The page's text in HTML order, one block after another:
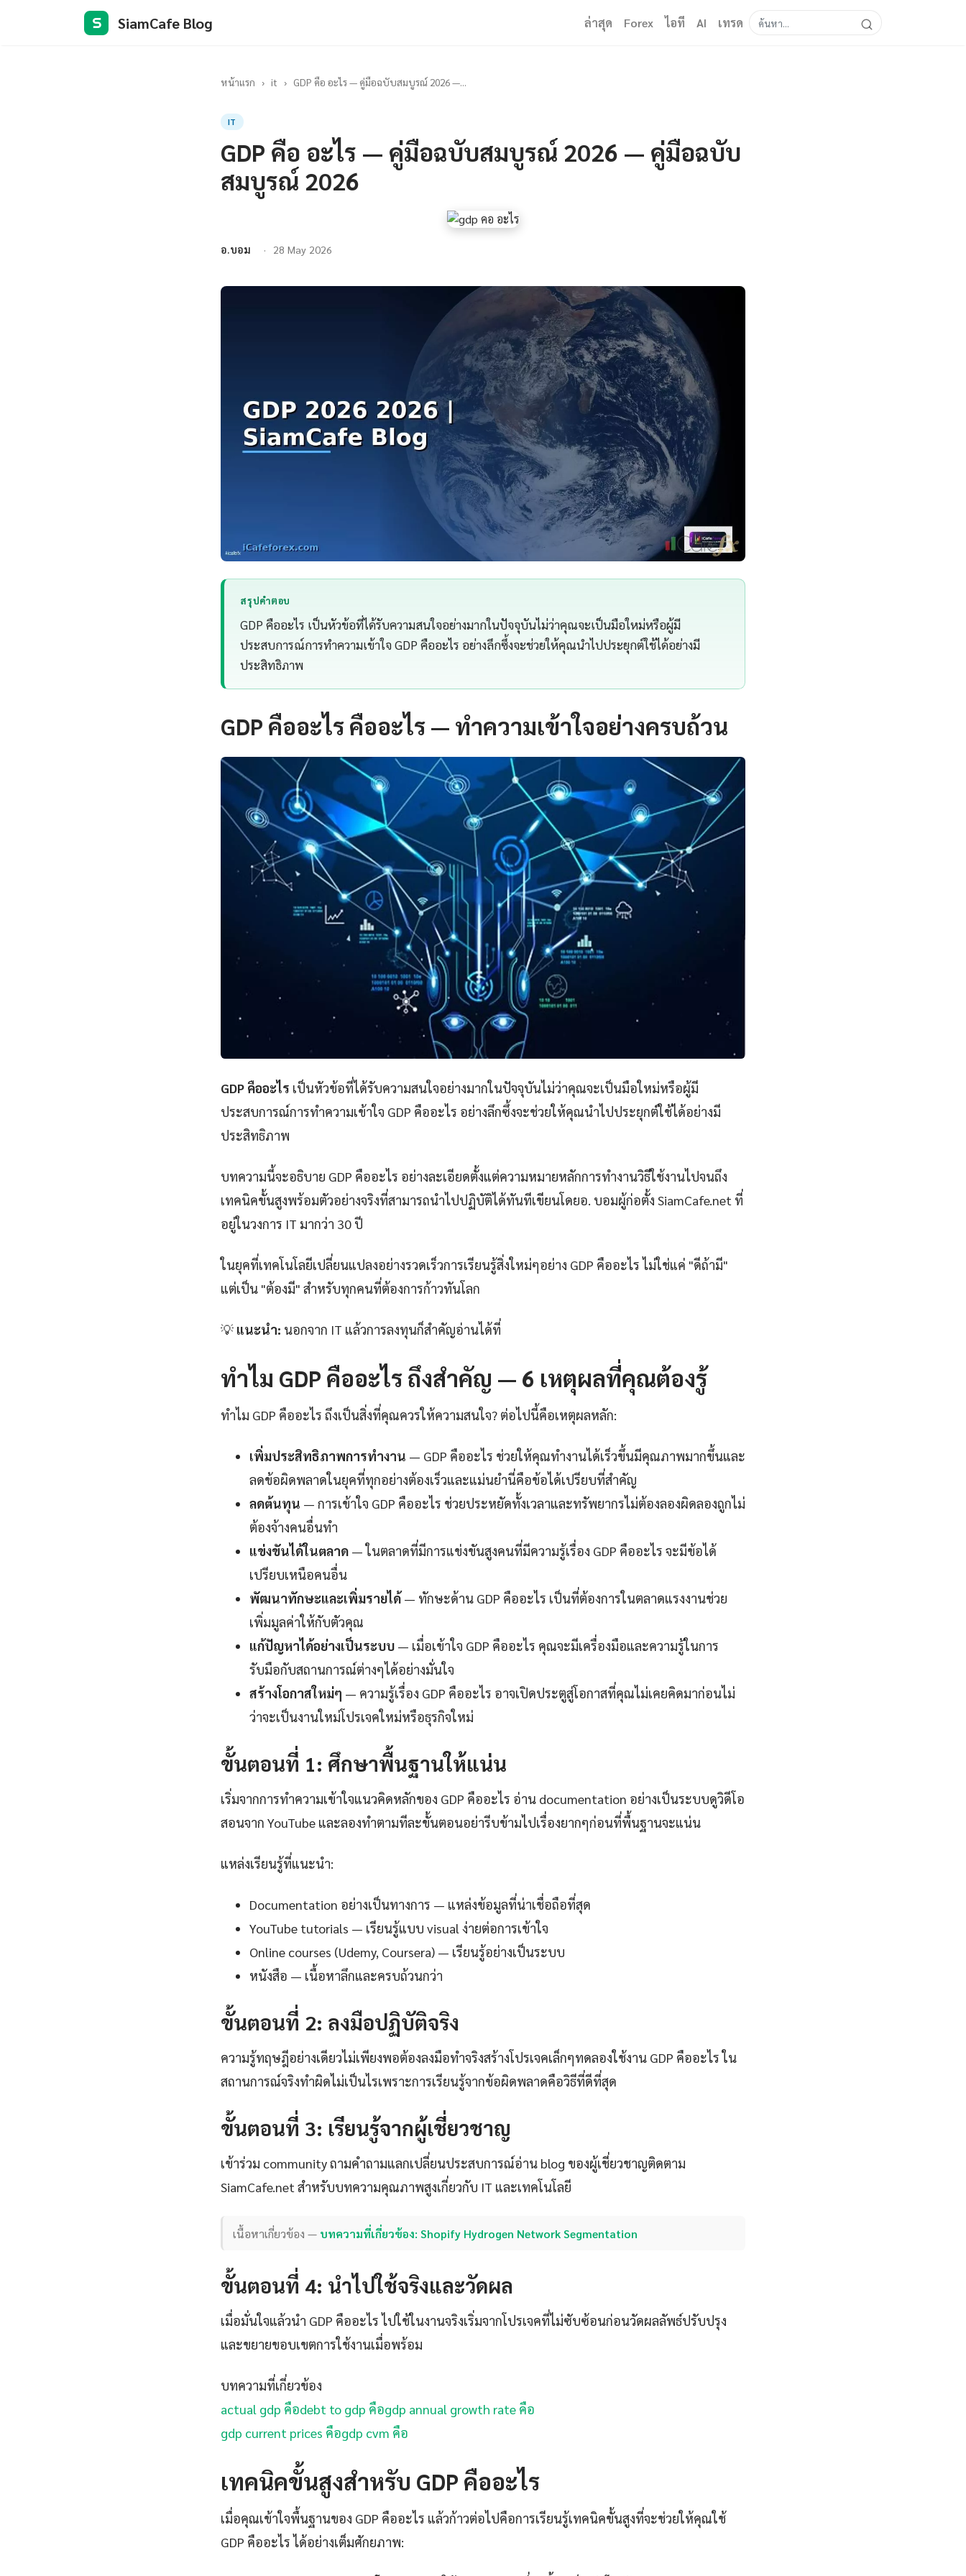
S SiamCafe Blog ล่าสุด Forex ไอที AI เทรด
หน้าแรก › it › GDP คือ อะไร — คู่มือฉบับสมบูรณ์ 2026 —...
IT
GDP คือ อะไร — คู่มือฉบับสมบูรณ์ 2026 — คู่มือฉบับ
สมบูรณ์ 2026
อ.บอม 28 May 2026
สรุปคำตอบ
GDP คืออะไร เป็นหัวข้อที่ได้รับความสนใจอย่างมากในปัจจุบันไม่ว่าคุณจะเป็นมือใหม่หรือผู้มี
ประสบการณ์การทำความเข้าใจ GDP คืออะไร อย่างลึกซึ้งจะช่วยให้คุณนำไปประยุกต์ใช้ได้อย่างมี
ประสิทธิภาพ
GDP คืออะไร คืออะไร — ทำความเข้าใจอย่างครบถ้วน
GDP คืออะไร เป็นหัวข้อที่ได้รับความสนใจอย่างมากในปัจจุบันไม่ว่าคุณจะเป็นมือใหม่หรือผู้มี
ประสบการณ์การทำความเข้าใจ GDP คืออะไร อย่างลึกซึ้งจะช่วยให้คุณนำไปประยุกต์ใช้ได้อย่างมี
ประสิทธิภาพ
บทความนี้จะอธิบาย GDP คืออะไร อย่างละเอียดตั้งแต่ความหมายหลักการทำงานวิธีใช้งานไปจนถึง
เทคนิคขั้นสูงพร้อมตัวอย่างจริงที่สามารถนำไปปฏิบัติได้ทันทีเขียนโดยอ. บอมผู้ก่อตั้ง SiamCafe.net ที่
อยู่ในวงการ IT มากว่า 30 ปี
ในยุคที่เทคโนโลยีเปลี่ยนแปลงอย่างรวดเร็วการเรียนรู้สิ่งใหม่ๆอย่าง GDP คืออะไร ไม่ใช่แค่ "ดีถ้ามี"
แต่เป็น "ต้องมี" สำหรับทุกคนที่ต้องการก้าวทันโลก
💡 แนะนำ: นอกจาก IT แล้วการลงทุนก็สำคัญอ่านได้ที่
ทำไม GDP คืออะไร ถึงสำคัญ — 6 เหตุผลที่คุณต้องรู้
ทำไม GDP คืออะไร ถึงเป็นสิ่งที่คุณควรให้ความสนใจ? ต่อไปนี้คือเหตุผลหลัก:
เพิ่มประสิทธิภาพการทำงาน — GDP คืออะไร ช่วยให้คุณทำงานได้เร็วขึ้นมีคุณภาพมากขึ้นและ
ลดข้อผิดพลาดในยุคที่ทุกอย่างต้องเร็วและแม่นยำนี่คือข้อได้เปรียบที่สำคัญ
ลดต้นทุน — การเข้าใจ GDP คืออะไร ช่วยประหยัดทั้งเวลาและทรัพยากรไม่ต้องลองผิดลองถูกไม่
ต้องจ้างคนอื่นทำ
แข่งขันได้ในตลาด — ในตลาดที่มีการแข่งขันสูงคนที่มีความรู้เรื่อง GDP คืออะไร จะมีข้อได้
เปรียบเหนือคนอื่น
พัฒนาทักษะและเพิ่มรายได้— ทักษะด้าน GDP คืออะไร เป็นที่ต้องการในตลาดแรงงานช่วย
เพิ่มมูลค่าให้กับตัวคุณ
แก้ปัญหาได้อย่างเป็นระบบ — เมื่อเข้าใจ GDP คืออะไร คุณจะมีเครื่องมือและความรู้ในการ
รับมือกับสถานการณ์ต่างๆได้อย่างมั่นใจ
สร้างโอกาสใหม่ๆ — ความรู้เรื่อง GDP คืออะไร อาจเปิดประตูสู่โอกาสที่คุณไม่เคยคิดมาก่อนไม่
ว่าจะเป็นงานใหม่โปรเจคใหม่หรือธุรกิจใหม่
ขั้นตอนที่ 1: ศึกษาพื้นฐานให้แน่น
เริ่มจากการทำความเข้าใจแนวคิดหลักของ GDP คืออะไร อ่าน documentation อย่างเป็นระบบดูวิดีโอ
สอนจาก YouTube และลองทำตามทีละขั้นตอนอย่ารีบข้ามไปเรื่องยากๆก่อนที่พื้นฐานจะแน่น
แหล่งเรียนรู้ที่แนะนำ:
Documentation อย่างเป็นทางการ — แหล่งข้อมูลที่น่าเชื่อถือที่สุด
YouTube tutorials — เรียนรู้แบบ visual ง่ายต่อการเข้าใจ
Online courses (Udemy, Coursera) — เรียนรู้อย่างเป็นระบบ
หนังสือ — เนื้อหาลึกและครบถ้วนกว่า
ขั้นตอนที่ 2: ลงมือปฏิบัติจริง
ความรู้ทฤษฎีอย่างเดียวไม่เพียงพอต้องลงมือทำจริงสร้างโปรเจคเล็กๆทดลองใช้งาน GDP คืออะไร ใน
สถานการณ์จริงทำผิดไม่เป็นไรเพราะการเรียนรู้จากข้อผิดพลาดคือวิธีที่ดีที่สุด
ขั้นตอนที่ 3: เรียนรู้จากผู้เชี่ยวชาญ
เข้าร่วม community ถามคำถามแลกเปลี่ยนประสบการณ์อ่าน blog ของผู้เชี่ยวชาญติดตาม
SiamCafe.net สำหรับบทความคุณภาพสูงเกี่ยวกับ IT และเทคโนโลยี
เนื้อหาเกี่ยวข้อง — บทความที่เกี่ยวข้อง: Shopify Hydrogen Network Segmentation
ขั้นตอนที่ 4: นำไปใช้จริงและวัดผล
เมื่อมั่นใจแล้วนำ GDP คืออะไร ไปใช้ในงานจริงเริ่มจากโปรเจคที่ไม่ซับซ้อนก่อนวัดผลลัพธ์ปรับปรุง
และขยายขอบเขตการใช้งานเมื่อพร้อม
บทความที่เกี่ยวข้อง
actual gdp คือdebt to gdp คือgdp annual growth rate คือ
gdp current prices คือgdp cvm คือ
เทคนิคขั้นสูงสำหรับ GDP คืออะไร
เมื่อคุณเข้าใจพื้นฐานของ GDP คืออะไร แล้วก้าวต่อไปคือการเรียนรู้เทคนิคขั้นสูงที่จะช่วยให้คุณใช้
GDP คืออะไร ได้อย่างเต็มศักยภาพ: